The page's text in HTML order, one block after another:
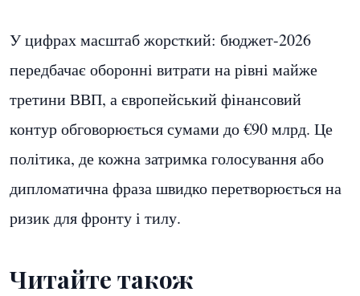
У цифрах масштаб жорсткий: бюджет-2026
передбачає оборонні витрати на рівні майже
третини ВВП, а європейський фінансовий
контур обговорюється сумами до €90 млрд. Це
політика, де кожна затримка голосування або
дипломатична фраза швидко перетворюється на
ризик для фронту і тилу.
Читайте також